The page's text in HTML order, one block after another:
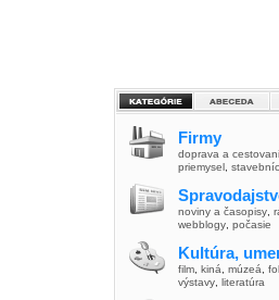
Firmy
doprava a
priemysel
noviny a časopisy
webblogy počasie
Kultúra,
film kiná múzeá
výstavy literatúra